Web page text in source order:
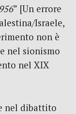
” [Un errore
Israele,
non è
nel sionismo
nel XIX
nel dibattito